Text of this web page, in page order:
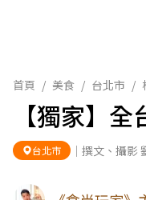
首頁 / 美食 / 台北市 /
【獨家】
台北市 ｜撰文、攝影